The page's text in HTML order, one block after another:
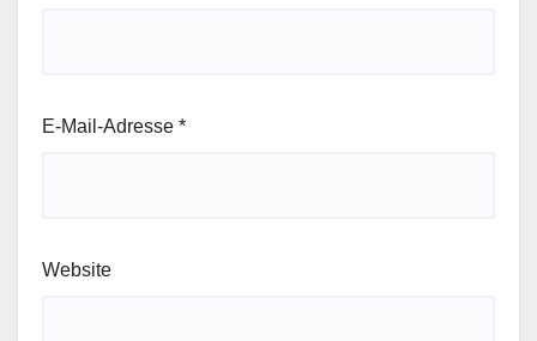
E-Mail-Adresse *
Website